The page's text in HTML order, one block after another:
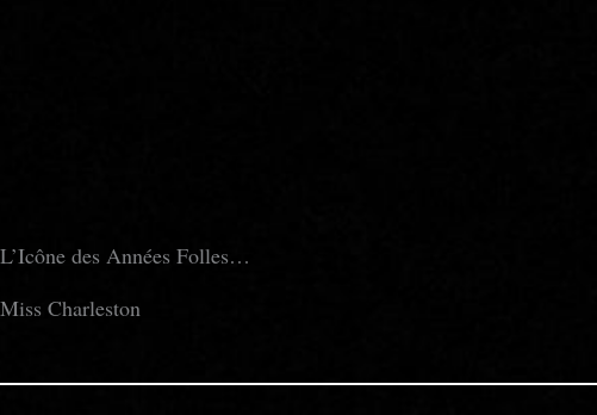
L’Icône des Années Folles…
Miss Charleston